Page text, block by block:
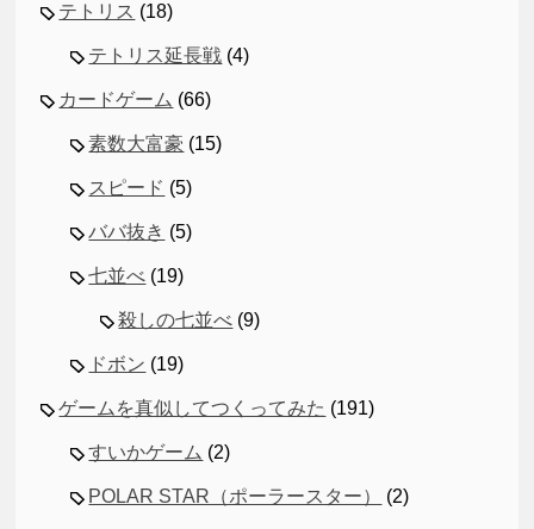
テトリス (18)
テトリス延長戦 (4)
カードゲーム (66)
素数大富豪 (15)
スピード (5)
ババ抜き (5)
七並べ (19)
殺しの七並べ (9)
ドボン (19)
ゲームを真似してつくってみた (191)
すいかゲーム (2)
POLAR STAR（ポーラースター） (2)